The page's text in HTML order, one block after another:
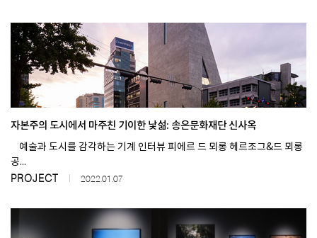
자본주의 도시에서 마주친 기이한 낯섦: 송은문화재단 신사옥
예술과 도시를 감각하는 기계 인터뷰 피에르 드 뫼롱 헤르조그&드 뫼롱
공...
PROJECT 2022.01.07